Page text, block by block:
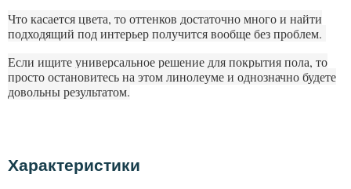
Что касается цвета, то оттенков достаточно много и найти
подходящий под интерьер получится вообще без проблем.
Если ищите универсальное решение для покрытия пола, то
просто остановитесь на этом линолеуме и однозначно будете
довольны результатом.
р
о
Характеристики